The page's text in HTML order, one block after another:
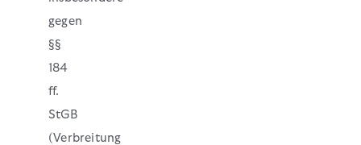
gegen
§§
184
ff.
StGB
(Verbreitung